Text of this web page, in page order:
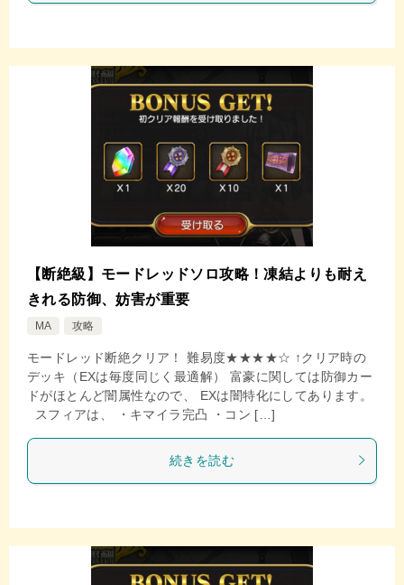
【断絶級】モードレッドソロ攻略！凍結よりも耐え
きれる防御、妨害が重要
MA 攻略
モードレッド断絶クリア！ 難易度★★★★☆ ↑クリア時の
デッキ（EXは毎度同じく最適解） 富豪に関しては防御カー
ドがほとんど闇属性なので、 EXは闇特化にしてあります。
スフィアは、 ・キマイラ完凸 ・コン […]
続きを読む